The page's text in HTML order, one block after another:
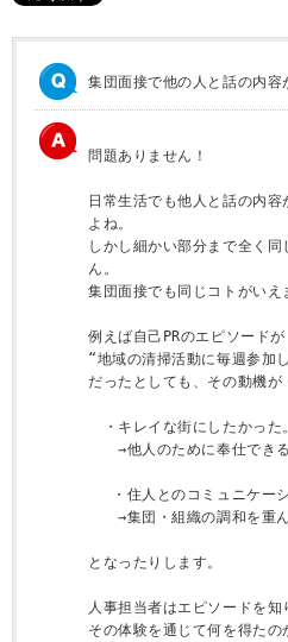
集団面接で他の人と話の内容
問題ありません！
日常生活でも他人と話の内
よね。
しかし細かい部分まで全く
ん。
集団面接でも同じコトがいえ
例えば自己PRのエピソードが
“地域の清掃活動に毎週参加
だったとしても、その動機が
・キレイな街にしたかった。
→他人のために奉仕できる
・住人とのコミュニケーシ
→集団・組織の調和を重ん
となったりします。
人事担当者はエピソードを知
その体験を通じて何を得たの